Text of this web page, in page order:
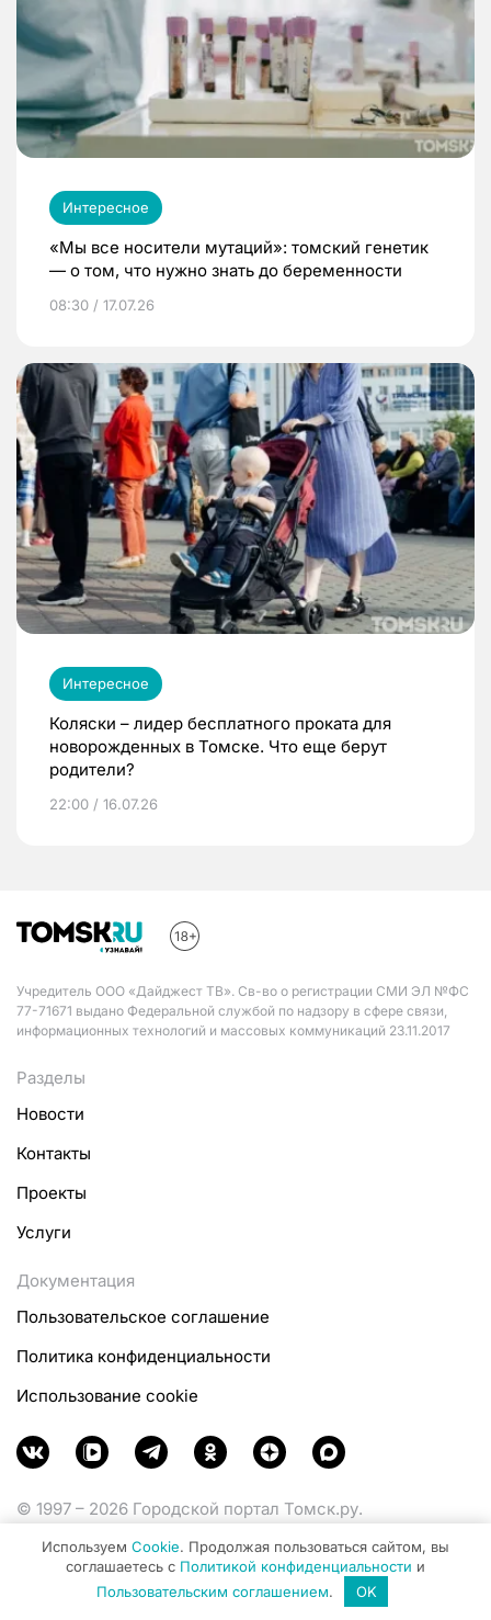
Интересное
«Мы все носители мутаций»: томский генетик
— о том, что нужно знать до беременности
08:30 / 17.07.26
Интересное
Коляски – лидер бесплатного проката для
новорожденных в Томске. Что еще берут
родители?
22:00 / 16.07.26
Учредитель ООО «Дайджест ТВ». Св-во о регистрации СМИ ЭЛ №ФС
77-71671 выдано Федеральной службой по надзору в сфере связи,
информационных технологий и массовых коммуникаций 23.11.2017
Разделы
Новости
Контакты
Проекты
Услуги
Документация
Пользовательское соглашение
Политика конфиденциальности
Использование cookie
© 1997 – 2026 Городской портал Томск.ру.
Министерства цифрового развития, связи и массовых
коммуникаций Российской Федерации.
Используем Cookie. Продолжая пользоваться сайтом, вы
соглашаетесь с Политикой конфиденциальности и
Пользовательским соглашением. OK